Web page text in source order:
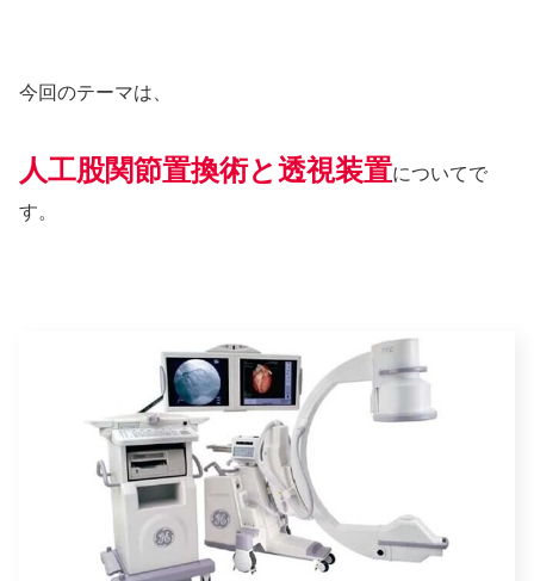
今回のテーマは、
人工股関節置換術と透視装置についてで
す。